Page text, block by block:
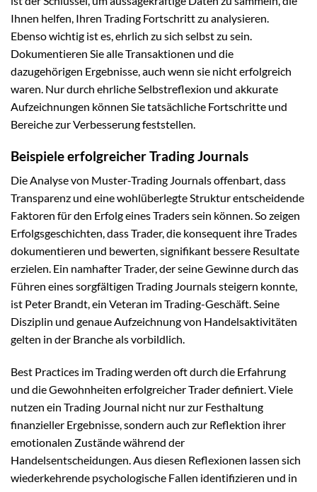
Ihnen helfen, Ihren Trading Fortschritt zu analysieren.
Ebenso wichtig ist es, ehrlich zu sich selbst zu sein.
Dokumentieren Sie alle Transaktionen und die
dazugehörigen Ergebnisse, auch wenn sie nicht erfolgreich
waren. Nur durch ehrliche Selbstreflexion und akkurate
Aufzeichnungen können Sie tatsächliche Fortschritte und
Bereiche zur Verbesserung feststellen.
Beispiele erfolgreicher Trading Journals
Die Analyse von Muster-Trading Journals offenbart, dass
Transparenz und eine wohlüberlegte Struktur entscheidende
Faktoren für den Erfolg eines Traders sein können. So zeigen
Erfolgsgeschichten, dass Trader, die konsequent ihre Trades
dokumentieren und bewerten, signifikant bessere Resultate
erzielen. Ein namhafter Trader, der seine Gewinne durch das
Führen eines sorgfältigen Trading Journals steigern konnte,
ist Peter Brandt, ein Veteran im Trading-Geschäft. Seine
Disziplin und genaue Aufzeichnung von Handelsaktivitäten
gelten in der Branche als vorbildlich.
Best Practices im Trading werden oft durch die Erfahrung
und die Gewohnheiten erfolgreicher Trader definiert. Viele
nutzen ein Trading Journal nicht nur zur Festhaltung
finanzieller Ergebnisse, sondern auch zur Reflektion ihrer
emotionalen Zustände während der
Handelsentscheidungen. Aus diesen Reflexionen lassen sich
wiederkehrende psychologische Fallen identifizieren und in